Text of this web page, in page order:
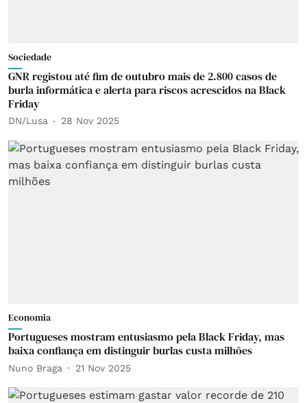
Sociedade
GNR registou até fim de outubro mais de 2.800 casos de
burla informática e alerta para riscos acrescidos na Black
Friday
DN/Lusa 28 Nov 2025
Economia
Portugueses mostram entusiasmo pela Black Friday, mas
baixa confiança em distinguir burlas custa milhões
Nuno Braga 21 Nov 2025